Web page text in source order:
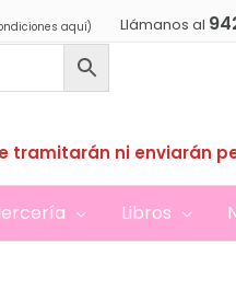
aquí) Llámanos al
tramitarán ni enviarán
Libros